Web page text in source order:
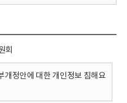
회
개정안에 대한 개인정보 침해요